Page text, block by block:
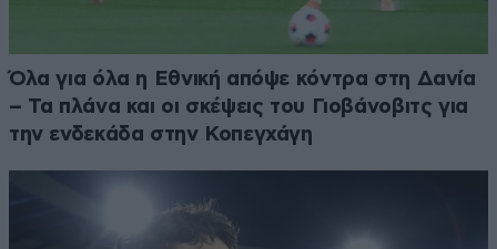
Όλα για όλα η Εθνική απόψε κόντρα στη Δανία
– Τα πλάνα και οι σκέψεις του Γιοβάνοβιτς για
την ενδεκάδα στην Κοπεγχάγη